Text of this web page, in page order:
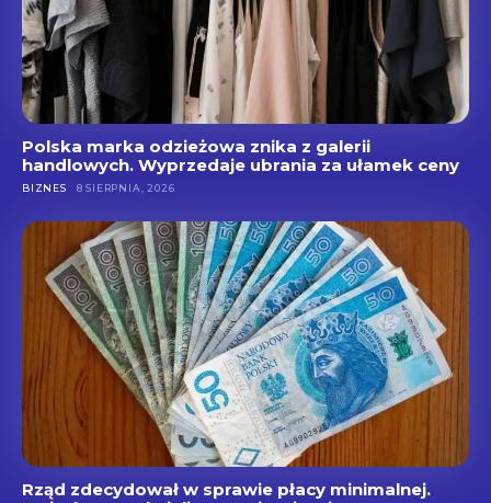
Polska marka odzieżowa znika z galerii
handlowych. Wyprzedaje ubrania za ułamek ceny
BIZNES 8 SIERPNIA, 2026
Rząd zdecydował w sprawie płacy minimalnej.